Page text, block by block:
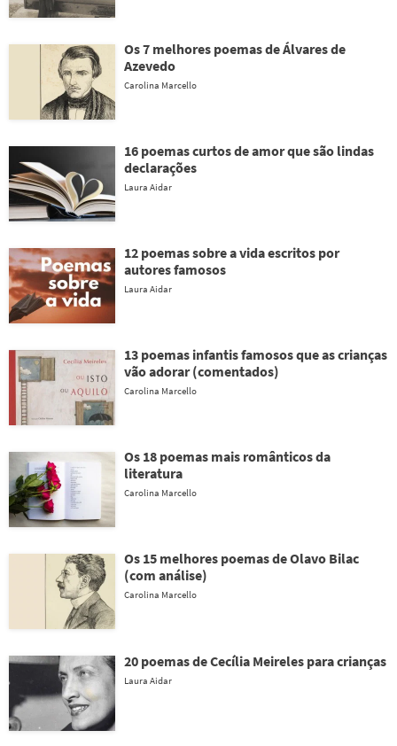
Os 7 melhores poemas de Álvares de
Azevedo
Carolina Marcello
16 poemas curtos de amor que são lindas
declarações
Laura Aidar
12 poemas sobre a vida escritos por
autores famosos
Laura Aidar
13 poemas infantis famosos que as crianças
vão adorar (comentados)
Carolina Marcello
Os 18 poemas mais românticos da
literatura
Carolina Marcello
Os 15 melhores poemas de Olavo Bilac
(com análise)
Carolina Marcello
20 poemas de Cecília Meireles para crianças
Laura Aidar